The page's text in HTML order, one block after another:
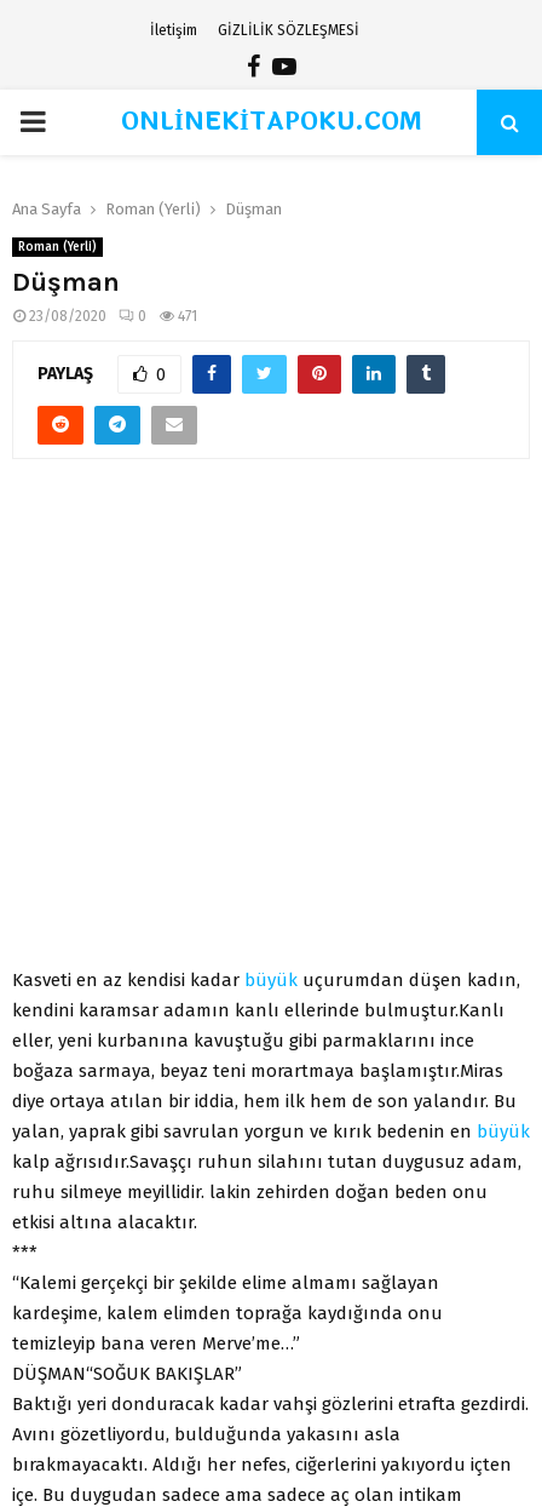
İletişim GİZLİLİK SÖZLEŞMESİ
Facebook
Youtube
PRIMARYONLİNEKİTAPOKU.COM
Ana Sayfa Roman (Yerli) Düşman
Roman (Yerli)
Düşman
23/08/2020 0 471
PAYLAŞ 0
Kasveti en az kendisi kadar büyük uçurumdan düşen kadın,
kendini karamsar adamın kanlı ellerinde bulmuştur.Kanlı
eller, yeni kurbanına kavuştuğu gibi parmaklarını ince
boğaza sarmaya, beyaz teni morartmaya başlamıştır.Miras
diye ortaya atılan bir iddia, hem ilk hem de son yalandır. Bu
yalan, yaprak gibi savrulan yorgun ve kırık bedenin en büyük
kalp ağrısıdır.Savaşçı ruhun silahını tutan duygusuz adam,
ruhu silmeye meyillidir. lakin zehirden doğan beden onu
etkisi altına alacaktır.
***
“Kalemi gerçekçi bir şekilde elime almamı sağlayan
kardeşime, kalem elimden toprağa kaydığında onu
temizleyip bana veren Merve’me…”
DÜŞMAN“SOĞUK BAKIŞLAR”
Baktığı yeri donduracak kadar vahşi gözlerini etrafta gezdirdi.
Avını gözetliyordu, bulduğunda yakasını asla
bırakmayacaktı. Aldığı her nefes, ciğerlerini yakıyordu içten
içe. Bu duygudan sadece ama sadece aç olan intikam